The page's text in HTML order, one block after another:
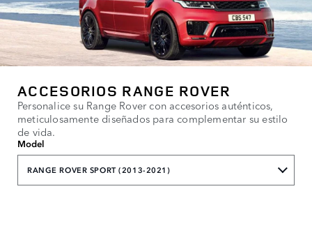
ACCESORIOS RANGE ROVER
Personalice su Range Rover con accesorios auténticos,
meticulosamente diseñados para complementar su estilo
de vida.
Model
RANGE ROVER SPORT (2013-2021)